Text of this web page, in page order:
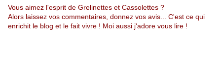
Vous aimez l'esprit de Grelinettes et Cassolettes ?
Alors laissez vos commentaires, donnez vos avis... C'est ce qui
enrichit le blog et le fait vivre ! Moi aussi j'adore vous lire !